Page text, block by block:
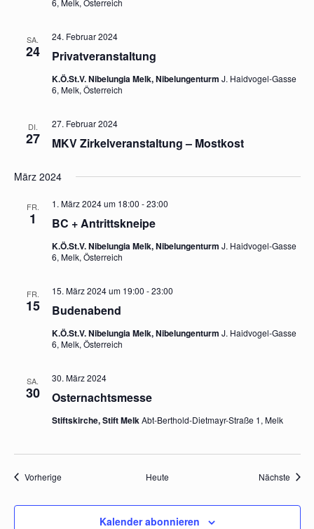
6, Melk, Österreich
SA.
24 Privatveranstaltung
24. Februar 2024
K.Ö.St.V. Nibelungia Melk, Nibelungenturm J. Haidvogel-Gasse
6, Melk, Österreich
DI.
27 MKV Zirkelveranstaltung – Mostkost
27. Februar 2024
März 2024
FR.
1 BC + Antrittskneipe
1. März 2024 um 18:00 -23:00
K.Ö.St.V. Nibelungia Melk, Nibelungenturm J. Haidvogel-Gasse
6, Melk, Österreich
FR.
15 Budenabend
15. März 2024 um 19:00 -23:00
K.Ö.St.V. Nibelungia Melk, Nibelungenturm J. Haidvogel-Gasse
6, Melk, Österreich
SA.
30 Osternachtsmesse
30. März 2024
Stiftskirche, Stift MelkAbt-Berthold-Dietmayr-Straße 1, Melk
VorherigeVeranstaltungen Heute Nächste
Kalender abonnieren